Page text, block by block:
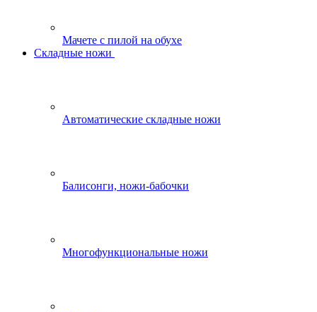
Мачете с пилой на обухе
Складные ножи
Автоматические складные ножи
Балисонги, ножи-бабочки
Многофункциональные ножи